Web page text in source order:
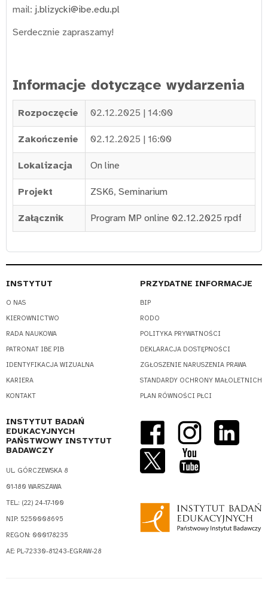
mail: j.blizycki@ibe.edu.pl
Serdecznie zapraszamy!
Informacje dotyczące wydarzenia
Rozpoczęcie 02.12.2025 | 14:00
Zakończenie 02.12.2025 | 16:00
Lokalizacja On line
Projekt ZSK6, Seminarium
Załącznik Program MP online 02.12.2025 rpdf
INSTYTUT
O NAS
KIEROWNICTWO
RADA NAUKOWA
PATRONAT IBE PIB
IDENTYFIKACJA WIZUALNA
KARIERA
KONTAKT
PRZYDATNE INFORMACJE
BIP
RODO
POLITYKA PRYWATNOŚCI
DEKLARACJA DOSTĘPNOŚCI
ZGŁOSZENIE NARUSZENIA PRAWA
STANDARDY OCHRONY MAŁOLETNICH
PLAN RÓWNOŚCI PŁCI
INSTYTUT BADAŃ
EDUKACYJNYCH
PAŃSTWOWY INSTYTUT
BADAWCZY
UL. GÓRCZEWSKA 8
01-180 WARSZAWA
TEL.: (22) 24-17-100
NIP: 5250008695
REGON: 000178235
AE: PL-72330-81243-EGRAW-28